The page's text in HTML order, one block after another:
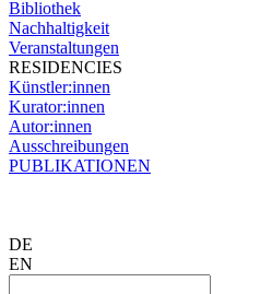
Bibliothek
Nachhaltigkeit
Veranstaltungen
RESIDENCIES
Künstler:innen
Kurator:innen
Autor:innen
Ausschreibungen
PUBLIKATIONEN
DE
EN